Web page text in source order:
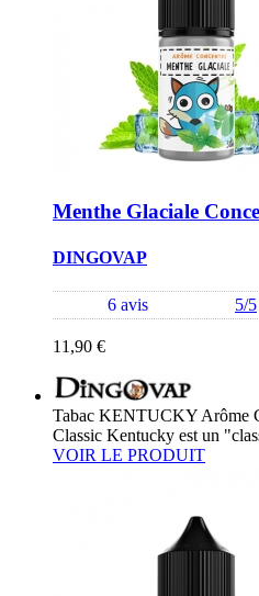
Menthe Glaciale
DINGOVAP
6 avis 5/5
11,90 €
Tabac KENTUCKY Arôme
Classic Kentucky est un
VOIR LE PRODUIT